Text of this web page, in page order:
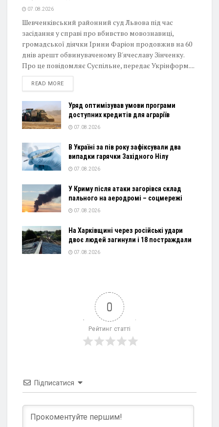
07.08.2026
Шевченківський районний суд Львова під час
засідання у справі про вбивство мовознавиці,
громадської діячки Ірини Фаріон продовжив на 60
днів арешт обвинуваченому В'ячеславу Зінченку.
Про це повідомляє Суспільне, передає Укрінформ....
READ MOREDETAILS
Уряд оптимізував умови програми
доступних кредитів для аграріїв
07.08.2026
В Україні за пів року зафіксували два
випадки гарячки Західного Нілу
07.08.2026
У Криму після атаки загорівся склад
пального на аеродромі – соцмережі
07.08.2026
На Харківщині через російські удари
двоє людей загинули і 18 постраждали
07.08.2026
0
Рейтинг статті
Підписатися